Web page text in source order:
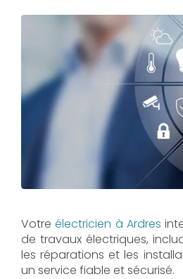
Votreélectricien à Ardres
de travaux électriques,
les réparations et les
un service fiable et sécurisé.